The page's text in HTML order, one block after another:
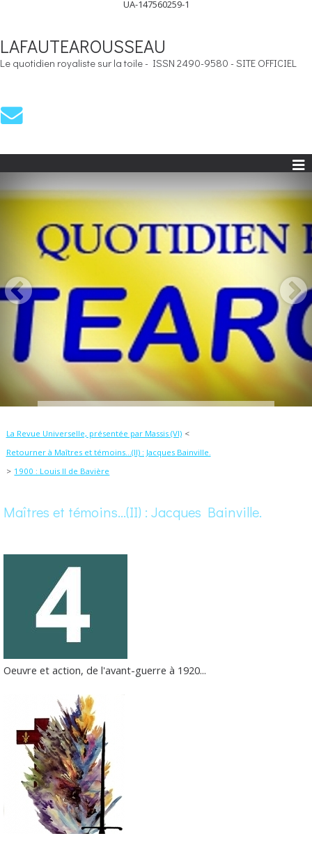
UA-147560259-1
LAFAUTEAROUSSEAU
Le quotidien royaliste sur la toile - ISSN 2490-9580 - SITE OFFICIEL
La Revue Universelle, présentée par Massis (VI)
Retourner à Maîtres et témoins...(II) : Jacques Bainville.
1900 : Louis II de Bavière
Maîtres et témoins...(II) : Jacques Bainville.
Oeuvre et action, de l'avant-guerre à 1920...